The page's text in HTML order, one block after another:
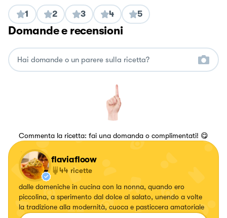
1 2 3 4 5
Domande e recensioni
Commenta la ricetta: fai una domanda o complimentati! 😋
flaviafloow
44 ricette
dalle domeniche in cucina con la nonna, quando ero
piccolina, a sperimento dal dolce al salato, unendo a volte
la tradizione alla modernità, cuoca e pasticcera amatoriale